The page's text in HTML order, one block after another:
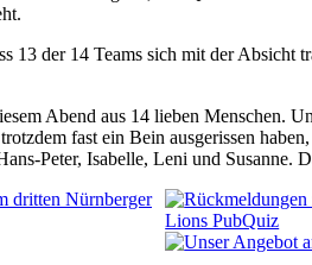
13 der 14 Teams sich mit der
Abend aus 14 lieben Menschen.
fast ein Bein ausgerissen
Peter, Isabelle, Leni und